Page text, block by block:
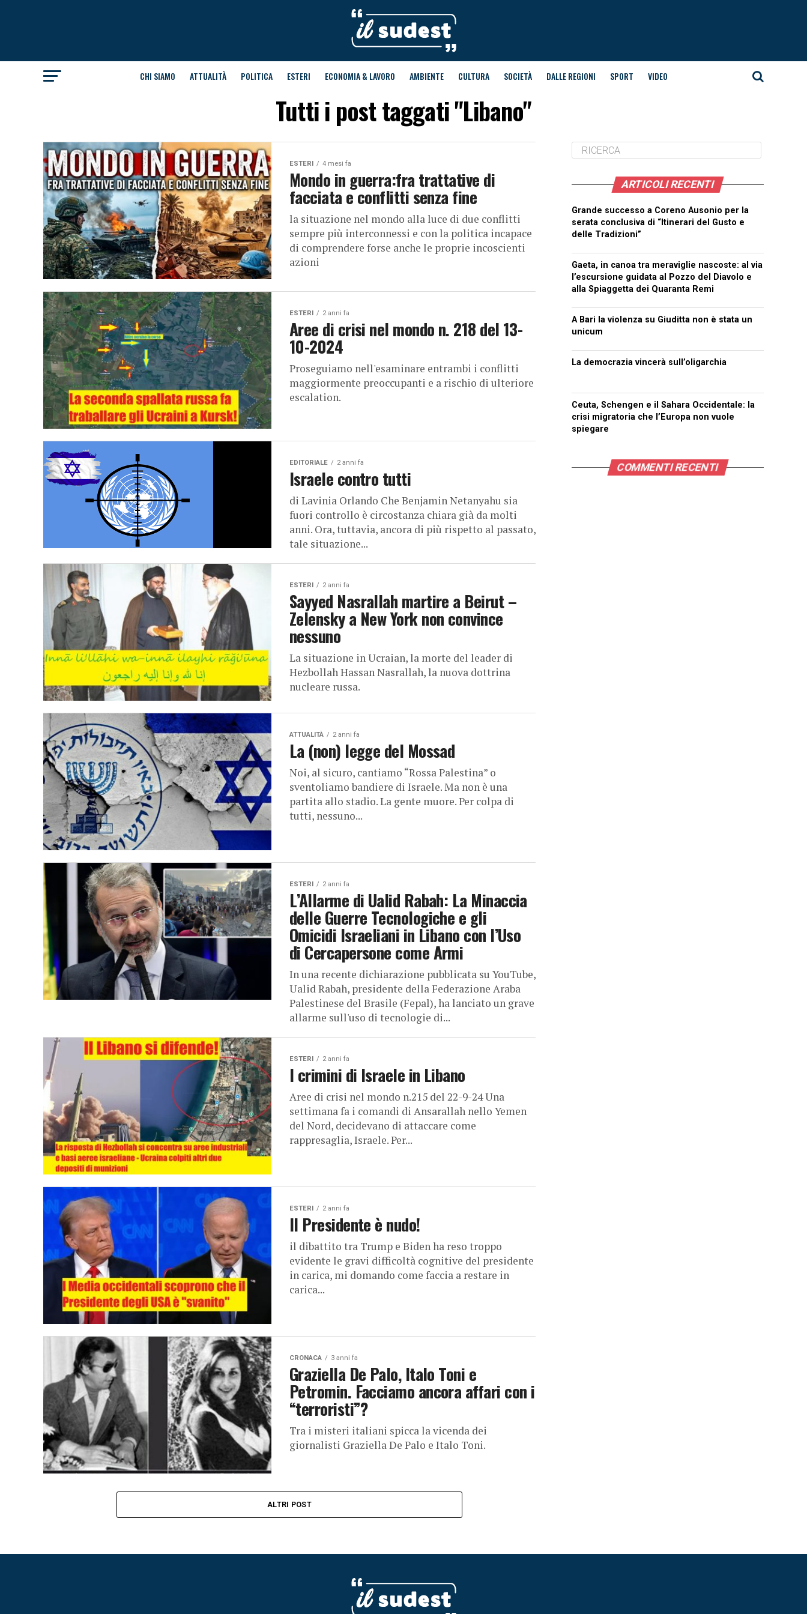
CHI SIAMO ATTUALITÀ POLITICA ESTERI ECONOMIA & LAVORO AMBIENTE CULTURA SOCIETÀ DALLE REGIONI SPORT VIDEO
Tutti i post taggati "Libano"
ESTERI 4 mesi fa
Mondo in guerra:fra trattative di
facciata e conflitti senza fine
la situazione nel mondo alla luce di due conflitti
sempre più interconnessi e con la politica incapace
di comprendere forse anche le proprie incoscienti
azioni
ESTERI 2 anni fa
Aree di crisi nel mondo n. 218 del 13-
10-2024
Proseguiamo nell'esaminare entrambi i conflitti
maggiormente preoccupanti e a rischio di ulteriore
escalation.
EDITORIALE 2 anni fa
Israele contro tutti
di Lavinia Orlando Che Benjamin Netanyahu sia
fuori controllo è circostanza chiara già da molti
anni. Ora, tuttavia, ancora di più rispetto al passato,
tale situazione...
ESTERI 2 anni fa
Sayyed Nasrallah martire a Beirut –
Zelensky a New York non convince
nessuno
La situazione in Ucraian, la morte del leader di
Hezbollah Hassan Nasrallah, la nuova dottrina
nucleare russa.
ATTUALITÀ 2 anni fa
La (non) legge del Mossad
Noi, al sicuro, cantiamo “Rossa Palestina” o
sventoliamo bandiere di Israele. Ma non è una
partita allo stadio. La gente muore. Per colpa di
tutti, nessuno...
ESTERI 2 anni fa
L’Allarme di Ualid Rabah: La Minaccia
delle Guerre Tecnologiche e gli
Omicidi Israeliani in Libano con l’Uso
di Cercapersone come Armi
In una recente dichiarazione pubblicata su YouTube,
Ualid Rabah, presidente della Federazione Araba
Palestinese del Brasile (Fepal), ha lanciato un grave
allarme sull'uso di tecnologie di...
ESTERI 2 anni fa
I crimini di Israele in Libano
Aree di crisi nel mondo n.215 del 22-9-24 Una
settimana fa i comandi di Ansarallah nello Yemen
del Nord, decidevano di attaccare come
rappresaglia, Israele. Per...
ESTERI 2 anni fa
Il Presidente è nudo!
il dibattito tra Trump e Biden ha reso troppo
evidente le gravi difficoltà cognitive del presidente
in carica, mi domando come faccia a restare in
carica...
CRONACA 3 anni fa
Graziella De Palo, Italo Toni e
Petromin. Facciamo ancora affari con i
“terroristi”?
Tra i misteri italiani spicca la vicenda dei
giornalisti Graziella De Palo e Italo Toni.
ALTRI POST
ARTICOLI RECENTI
Grande successo a Coreno Ausonio per la
serata conclusiva di “Itinerari del Gusto e
delle Tradizioni”
Gaeta, in canoa tra meraviglie nascoste: al via
l’escursione guidata al Pozzo del Diavolo e
alla Spiaggetta dei Quaranta Remi
A Bari la violenza su Giuditta non è stata un
unicum
La democrazia vincerà sull’oligarchia
Ceuta, Schengen e il Sahara Occidentale: la
crisi migratoria che l’Europa non vuole
spiegare
COMMENTI RECENTI